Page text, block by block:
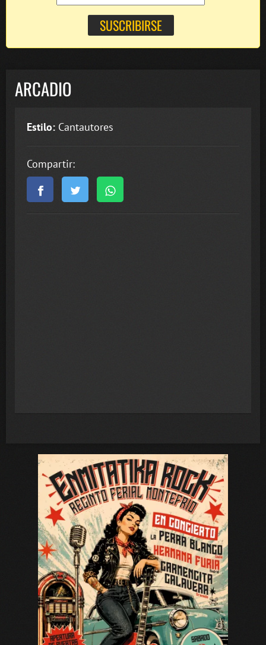
ARCADIO
Estilo: Cantautores
Compartir: